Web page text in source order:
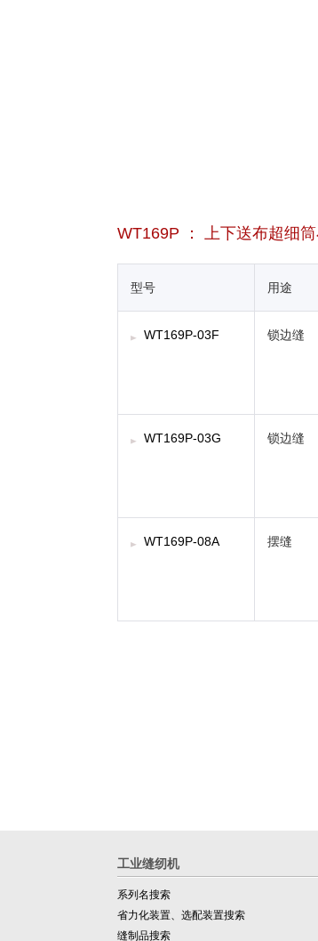
WT169P ： 上下送布超细
型号 用途
WT169P-03F 锁边缝
WT169P-03G 锁边缝
WT169P-08A 摆缝
工业缝纫机
系列名搜索
省力化装置、选配装置搜索
缝制品搜索